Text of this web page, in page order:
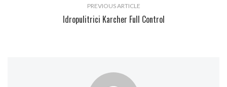
PREVIOUS ARTICLE
Idropulitrici Karcher Full Control